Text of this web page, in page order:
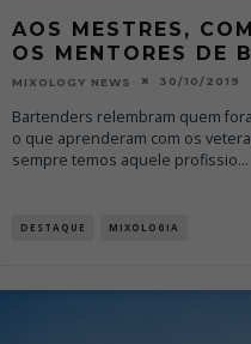
AOS MESTRES,
OS MENTORES DE
MIXOLOGY NEWS 30/10/2019
Bartenders relembram quem
o que aprenderam com os
sempre temos aquele profissio...
DESTAQUE MIXOLOGIA